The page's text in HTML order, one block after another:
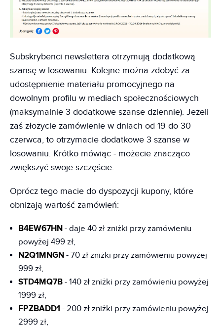
Subskrybenci newslettera otrzymują dodatkową
szansę w losowaniu. Kolejne można zdobyć za
udostępnienie materiału promocyjnego na
dowolnym profilu w mediach społecznościowych
(maksymalnie 3 dodatkowe szanse dziennie). Jeżeli
zaś złożycie zamówienie w dniach od 19 do 30
czerwca, to otrzymacie dodatkowe 3 szanse w
losowaniu. Krótko mówiąc - możecie znacząco
zwiększyć swoje szczęście.
Oprócz tego macie do dyspozycji kupony, które
obniżają wartość zamówień:
B4EW67HN - daje 40 zł zniżki przy zamówieniu
powyżej 499 zł,
N2Q1MNGN - 70 zł zniżki przy zamówieniu powyżej
999 zł,
STD4MQ7B - 140 zł zniżki przy zamówieniu powyżej
1999 zł,
FPZBADD1 - 200 zł zniżki przy zamówieniu powyżej
2999 zł,